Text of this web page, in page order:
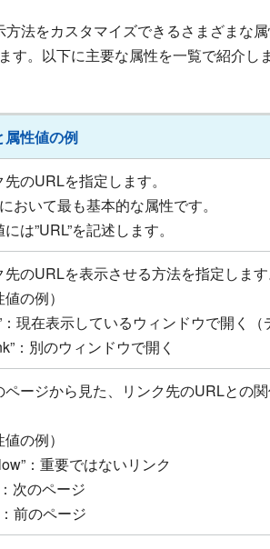
法をカスタマイズできるさまざまな
。以下に主要な属性を一覧で紹介しま
属性値の例
先のURLを指定します。
おいて最も基本的な属性です。
は”URL”を記述します。
先のURLを表示させる方法を指定します
の例）
：現在表示しているウィンドウで開く（
：別のウィンドウで開く
ページから見た、リンク先のURLとの
の例）
：重要ではないリンク
次のページ
前のページ